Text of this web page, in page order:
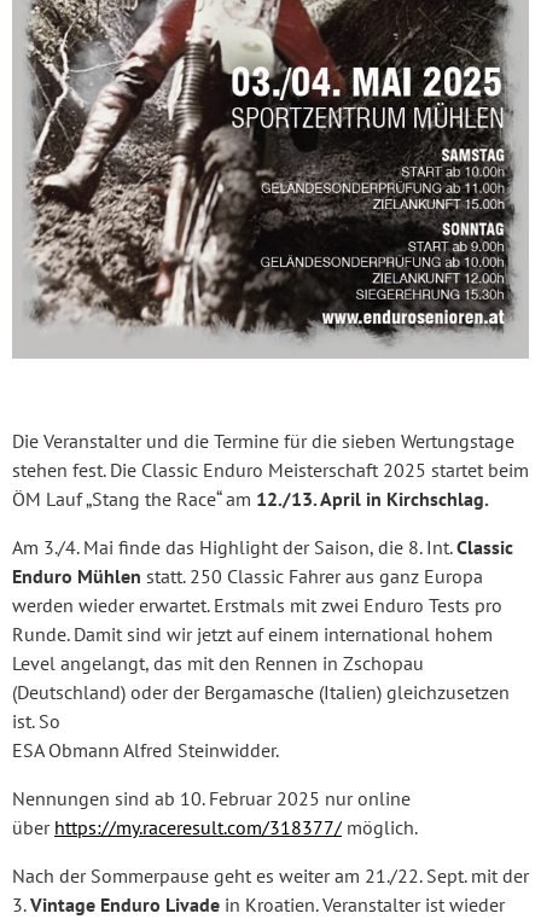
Die Veranstalter und die Termine für die sieben Wertungstage
stehen fest. Die Classic Enduro Meisterschaft 2025 startet beim
ÖM Lauf „Stang the Race“ am 12./13. April in Kirchschlag.
Am 3./4. Mai finde das Highlight der Saison, die 8. Int.Classic
Enduro Mühlen statt. 250 Classic Fahrer aus ganz Europa
werden wieder erwartet. Erstmals mit zwei Enduro Tests pro
Runde. Damit sind wir jetzt auf einem international hohem
Level angelangt, das mit den Rennen in Zschopau
(Deutschland) oder der Bergamasche (Italien) gleichzusetzen
ist. So
ESA Obmann Alfred Steinwidder.
Nennungen sind ab 10. Februar 2025 nur online
über https://my.raceresult.com/318377/ möglich.
Nach der Sommerpause geht es weiter am 21./22. Sept. mit der
3.Vintage Enduro Livade in Kroatien. Veranstalter ist wieder